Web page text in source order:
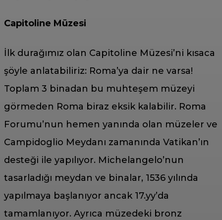
Capitoline Müzesi
İlk durağımız olan Capitoline Müzesi’ni kısaca
şöyle anlatabiliriz: Roma’ya dair ne varsa!
Toplam 3 binadan bu muhteşem müzeyi
görmeden Roma biraz eksik kalabilir. Roma
Forumu’nun hemen yanında olan müzeler ve
Campidoglio Meydanı zamanında Vatikan’ın
desteği ile yapılıyor. Michelangelo’nun
tasarladığı meydan ve binalar, 1536 yılında
yapılmaya başlanıyor ancak 17.yy’da
tamamlanıyor. Ayrıca müzedeki bronz